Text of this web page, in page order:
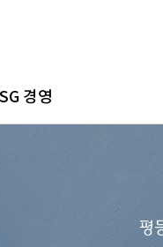
경영
평